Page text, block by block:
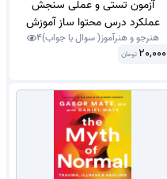
آزمون تستی و عملی سنجش
عملکرد درس محتوا ساز آموزش
الکترونیکی مبحث کپتویت (
دوازدهم با جواب .
هنرجو و هنرآموز( سوال با جواب)4
20,000 تومان